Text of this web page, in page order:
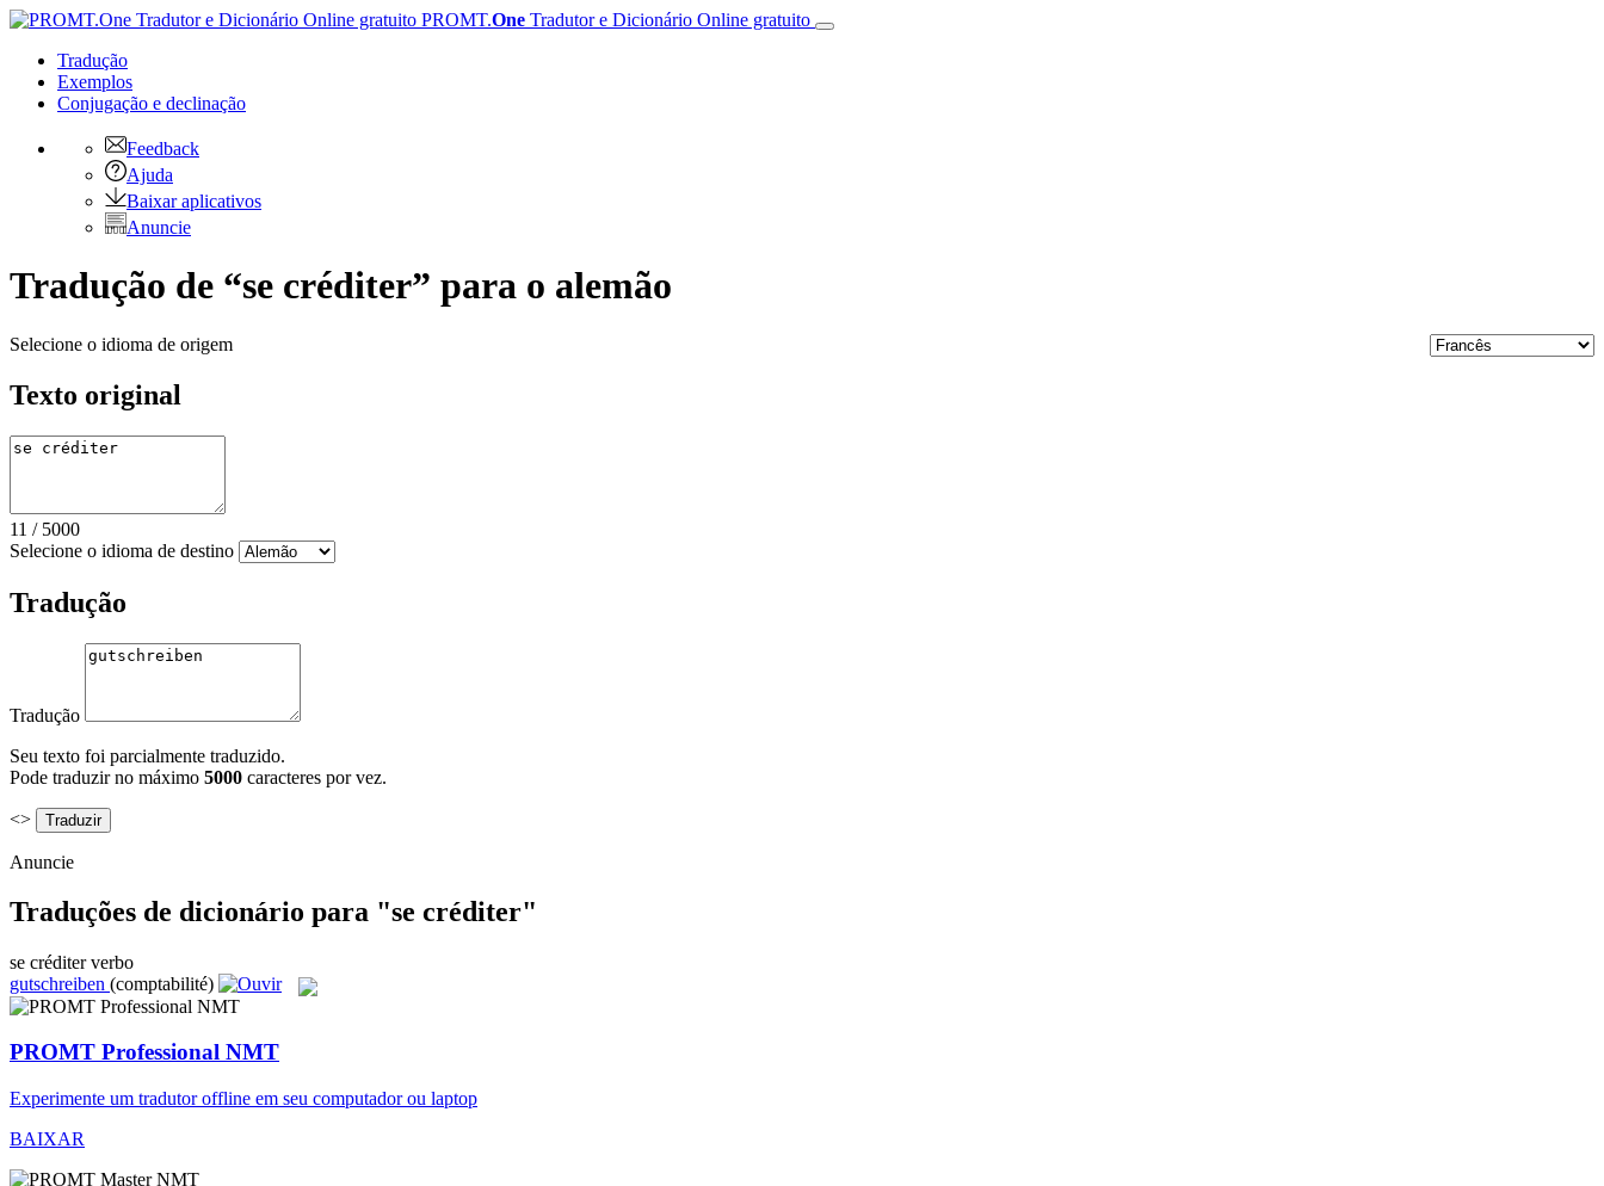
PROMT.One Tradutor e Dicionário Online gratuito
Tradução
Exemplos
Conjugação e declinação
Feedback
Ajuda
Baixar aplicativos
Anuncie
Tradução de “se créditer” para o alemão
Selecione o idioma de origem
Texto original
11 / 5000
Selecione o idioma de destino
Tradução
Tradução
Seu texto foi parcialmente traduzido.
Pode traduzir no máximo 5000 caracteres por vez.
<>
Anuncie
Traduções de dicionário para "se créditer"
se créditer verbo
gutschreiben (comptabilité)
PROMT Professional NMT
Experimente um tradutor offline em seu computador ou laptop
BAIXAR